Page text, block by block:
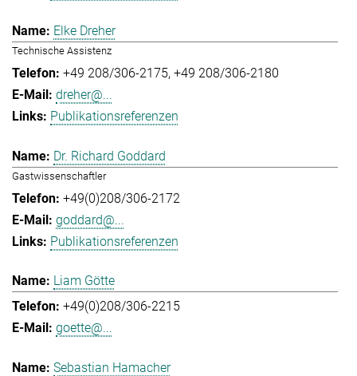
Elke Dreher
Technische Assistenz
+49 208/306-2175 +49 208/306-2180
dreher@...
Publikationsreferenzen
Dr. Richard Goddard
Gastwissenschaftler
+49(0)208/306-2172
goddard@...
Publikationsreferenzen
Liam Götte
+49(0)208/306-2215
goette@...
Sebastian Hamacher